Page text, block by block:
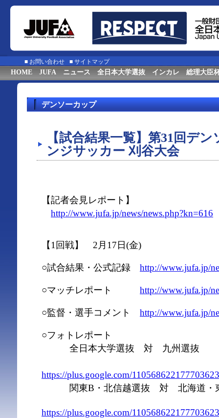
■ お問い合わせ ■ サイトマップ
HOME JUFA ニュース 全日本大学選抜 インカレ 総理大臣
デンソーカップ
【試合結果一覧】第31回デ
ンジサッカー 刈谷大会
【記者会見レポート】
http://www.jufa.jp/news/news.php?kn=616
【1回戦】 2月17日(金)
○試合結果・公式記録 http://www.jufa.jp/
○マッチレポート http://www.jufa.jp/
○監督・選手コメント http://www.jufa.jp/
○フォトレポート
全日本大学選抜 対 九州選抜
https://plus.google.com/
関東B・北信越選抜 対 北海道・
https://plus.google.com/